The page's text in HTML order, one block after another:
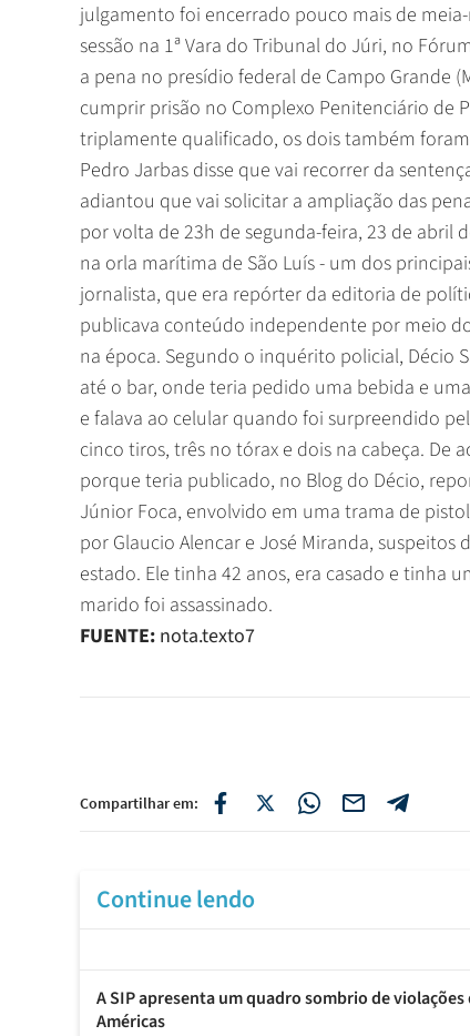
julgamento foi encerrado pouco mais de
sessão na 1ª Vara do Tribunal do Júri, no
a pena no presídio federal de Campo Grande
cumprir prisão no Complexo Penitenciário de
triplamente qualificado, os dois também
Pedro Jarbas disse que vai recorrer da
adiantou que vai solicitar a ampliação das
por volta de 23h de segunda-feira, 23 de abril
na orla marítima de São Luís - um dos
jornalista, que era repórter da editoria de
publicava conteúdo independente por meio
na época. Segundo o inquérito policial, Décio
até o bar, onde teria pedido uma bebida e
e falava ao celular quando foi surpreendido
cinco tiros, três no tórax e dois na cabeça.
porque teria publicado, no Blog do Décio,
Júnior Foca, envolvido em uma trama de
por Glaucio Alencar e José Miranda,
estado. Ele tinha 42 anos, era casado e tinha
marido foi assassinado.
FUENTE: nota.texto7
Compartilhar em:
Continue lendo
A SIP apresenta um quadro sombrio de
Américas